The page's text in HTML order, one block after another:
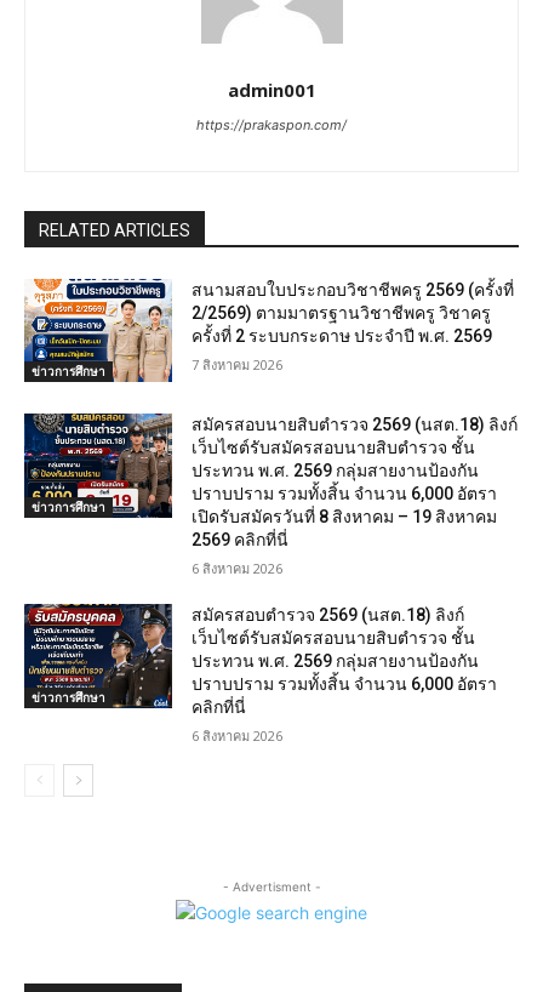
admin001
https://prakaspon.com/
RELATED ARTICLES
ข่าวการศึกษา
สนามสอบใบประกอบวิชาชีพครู 2569 (ครั้งที่
2/2569) ตามมาตรฐานวิชาชีพครู วิชาครู
ครั้งที่ 2 ระบบกระดาษ ประจำปี พ.ศ. 2569
7 สิงหาคม 2026
ข่าวการศึกษา
สมัครสอบนายสิบตำรวจ 2569 (นสต.18) ลิงก์
เว็บไซต์รับสมัครสอบนายสิบตำรวจ ชั้น
ประทวน พ.ศ. 2569 กลุ่มสายงานป้องกัน
ปราบปราม รวมทั้งสิ้น จำนวน 6,000 อัตรา
เปิดรับสมัครวันที่ 8 สิงหาคม – 19 สิงหาคม
2569 คลิกที่นี่
6 สิงหาคม 2026
ข่าวการศึกษา
สมัครสอบตํารวจ 2569 (นสต.18) ลิงก์
เว็บไซต์รับสมัครสอบนายสิบตำรวจ ชั้น
ประทวน พ.ศ. 2569 กลุ่มสายงานป้องกัน
ปราบปราม รวมทั้งสิ้น จำนวน 6,000 อัตรา
คลิกที่นี่
6 สิงหาคม 2026
- Advertisment -